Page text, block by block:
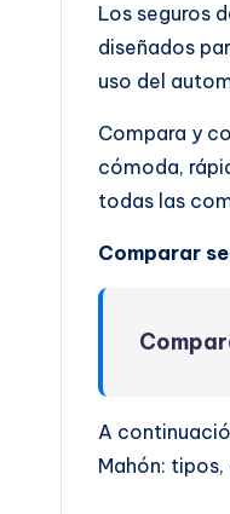
Los seguros
diseñados
uso del
Compara y
cómoda,
todas las
Comparar
A
Mahón: